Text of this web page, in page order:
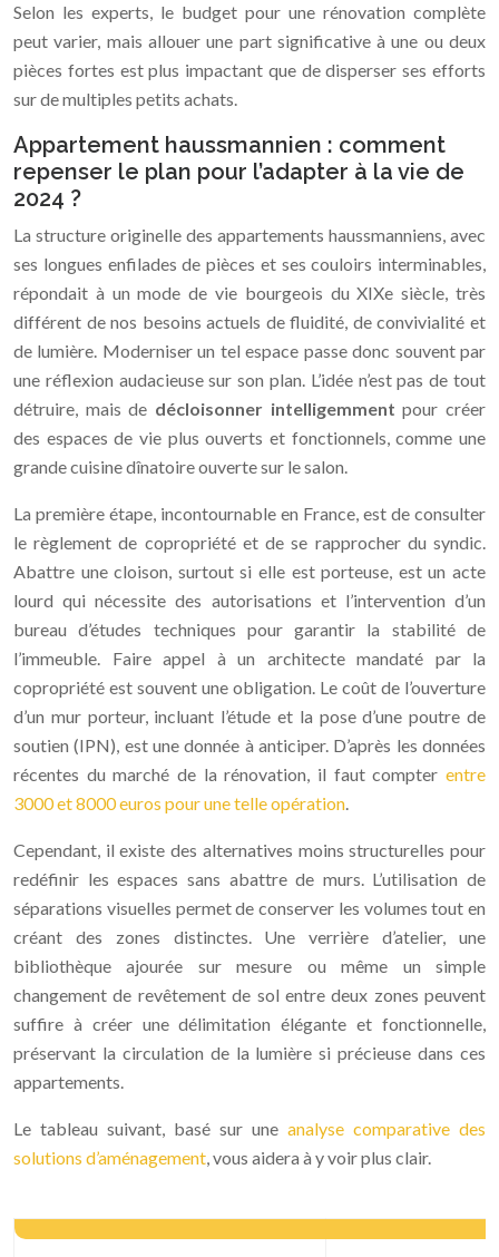
Selon les experts, le budget pour une rénovation complète
peut varier, mais allouer une part significative à une ou deux
pièces fortes est plus impactant que de disperser ses efforts
sur de multiples petits achats.
Appartement haussmannien : comment
repenser le plan pour l’adapter à la vie de
2024 ?
La structure originelle des appartements haussmanniens, avec
ses longues enfilades de pièces et ses couloirs interminables,
répondait à un mode de vie bourgeois du XIXe siècle, très
différent de nos besoins actuels de fluidité, de convivialité et
de lumière. Moderniser un tel espace passe donc souvent par
une réflexion audacieuse sur son plan. L’idée n’est pas de tout
détruire, mais de décloisonner intelligemment pour créer
des espaces de vie plus ouverts et fonctionnels, comme une
grande cuisine dînatoire ouverte sur le salon.
La première étape, incontournable en France, est de consulter
le règlement de copropriété et de se rapprocher du syndic.
Abattre une cloison, surtout si elle est porteuse, est un acte
lourd qui nécessite des autorisations et l’intervention d’un
bureau d’études techniques pour garantir la stabilité de
l’immeuble. Faire appel à un architecte mandaté par la
copropriété est souvent une obligation. Le coût de l’ouverture
d’un mur porteur, incluant l’étude et la pose d’une poutre de
soutien (IPN), est une donnée à anticiper. D’après les données
récentes du marché de la rénovation, il faut compter entre
3000 et 8000 euros pour une telle opération.
Cependant, il existe des alternatives moins structurelles pour
redéfinir les espaces sans abattre de murs. L’utilisation de
séparations visuelles permet de conserver les volumes tout en
créant des zones distinctes. Une verrière d’atelier, une
bibliothèque ajourée sur mesure ou même un simple
changement de revêtement de sol entre deux zones peuvent
suffire à créer une délimitation élégante et fonctionnelle,
préservant la circulation de la lumière si précieuse dans ces
appartements.
Le tableau suivant, basé sur une analyse comparative des
solutions d’aménagement, vous aidera à y voir plus clair.